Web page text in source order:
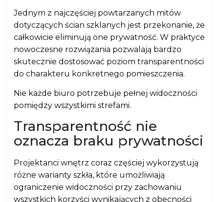
Jednym z najczęściej powtarzanych mitów
dotyczących ścian szklanych jest przekonanie, że
całkowicie eliminują one prywatność. W praktyce
nowoczesne rozwiązania pozwalają bardzo
skutecznie dostosować poziom transparentności
do charakteru konkretnego pomieszczenia.
Nie każde biuro potrzebuje pełnej widoczności
pomiędzy wszystkimi strefami.
Transparentność nie
oznacza braku prywatności
Projektanci wnętrz coraz częściej wykorzystują
różne warianty szkła, które umożliwiają
ograniczenie widoczności przy zachowaniu
wszystkich korzyści wynikających z obecności